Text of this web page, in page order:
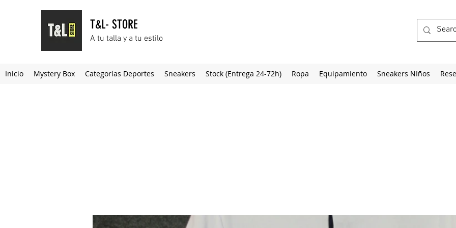
T&L- STORE
A tu talla y a tu estilo
Inicio Mystery Box Categorías Deportes Sneakers Stock (Entrega 24-72h) Ropa Equipamiento Sneakers NIños